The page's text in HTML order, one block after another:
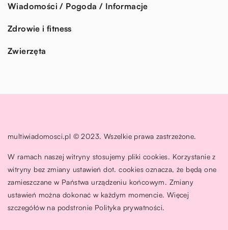
Wiadomości / Pogoda / Informacje
Zdrowie i fitness
Zwierzęta
multiwiadomosci.pl © 2023. Wszelkie prawa zastrzeżone.
W ramach naszej witryny stosujemy pliki cookies. Korzystanie z
witryny bez zmiany ustawień dot. cookies oznacza, że będą one
zamieszczane w Państwa urządzeniu końcowym. Zmiany
ustawień można dokonać w każdym momencie. Więcej
szczegółów na podstronie Polityka prywatności.